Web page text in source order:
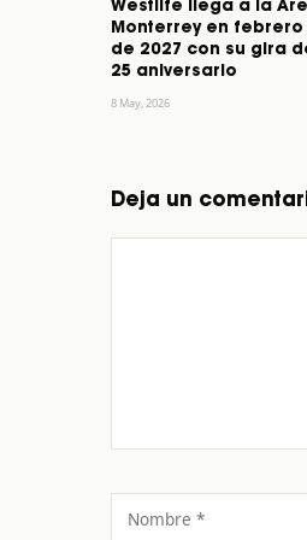
Westlife llega a la
Monterrey en febrero
de 2027 con su gira
25 aniversario
8 May, 2026
Deja un
Nombre